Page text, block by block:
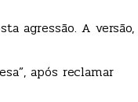
agressão. A versão,
após reclamar